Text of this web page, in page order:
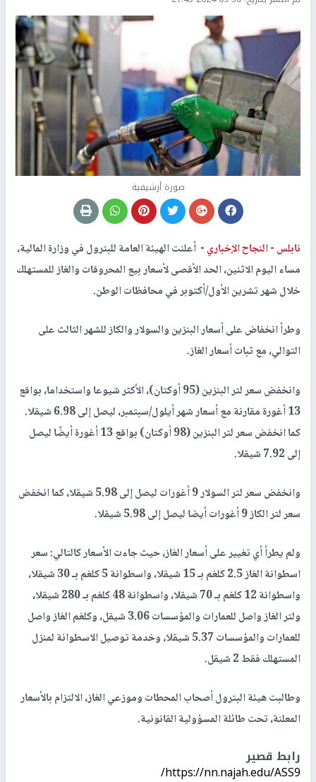
صورة أرشيفية
نابلس -النجاح الإخباري - أعلنت الهيئة العامة للبترول في وزارة المالية،
مساء اليوم الاثنين، الحد الأقصى لأسعار بيع المحروقات والغاز للمستهلك
خلال شهر تشرين الأول/أكتوبر في محافظات الوطن.
وطرأ انخفاض على أسعار البنزين والسولار والكاز للشهر الثالث على
التوالي، مع ثبات أسعار الغاز.
وانخفض سعر لتر البنزين (95 أوكتان)، الأكثر شيوعا واستخداما، بواقع
13 أغورة مقارنة مع أسعار شهر أيلول/سبتمبر، ليصل إلى 6.98 شيقلا.
كما انخفض سعر لتر البنزين (98 أوكتان) بواقع 13 أغورة أيضًا ليصل
إلى 7.92 شيقلا.
وانخفض سعر لتر السولار 9 أغورات ليصل إلى 5.98 شيقلا، كما انخفض
سعر لتر الكاز 9 أغورات أيضا ليصل إلى 5.98 شيقلا.
ولم يطرأ أي تغيير على أسعار الغاز، حيث جاءت الأسعار كالتالي: سعر
اسطوانة الغاز 2.5 كلغم بـ 15 شيقلا، واسطوانة 5 كلغم بـ 30 شيقلا،
واسطوانة 12 كلغم بـ 70 شيقلا، واسطوانة 48 كلغم بـ 280 شيقلا،
ولتر الغاز واصل للعمارات والمؤسسات 3.06 شيقل، وكلغم الغاز واصل
للعمارات والمؤسسات 5.37 شيقلا، وخدمة توصيل الاسطوانة لمنزل
المستهلك فقط 2 شيقل.
وطالبت هيئة البترول أصحاب المحطات وموزعي الغاز، الالتزام بالأسعار
المعلنة، تحت طائلة المسؤولية القانونية.
رابط قصير
https://nn.najah.edu/ASS9/